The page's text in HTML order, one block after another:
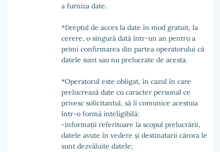
a furniza date.
*Dreptul de acces la date în mod gratuit, la
cerere, o singură dată într-un an pentru a
primi confirmarea din partea operatorului că
datele sunt sau nu prelucrate de acesta.
*Operatorul este obligat, în cazul în care
prelucrează date cu caracter personal ce
privesc solicitantul, să îi comunice acestuia
într-o formă inteligibilă:
-informații referitoare la scopul prelucrării,
datele avute în vedere și destinatarii cărora le
sunt dezvăluite datele;